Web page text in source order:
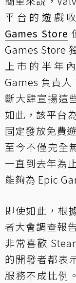
平台的遊戲
Games Store
Games Store
上市的半年
Games 負責人
斷大肆宣揚這
如此，該平台
固定發放免費
至今不僅完全
一直到去年為
能夠為 Epic
即使如此，根
者大會調查報
非常喜歡
的開發者都表
服務不成比例